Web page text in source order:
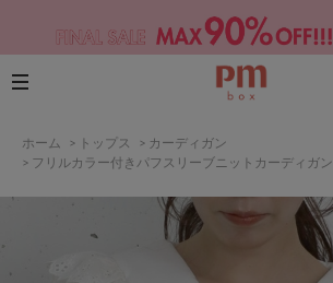
ホーム > トップス > カーディガン
> フリルカラー付きパフスリーブニットカーディガン